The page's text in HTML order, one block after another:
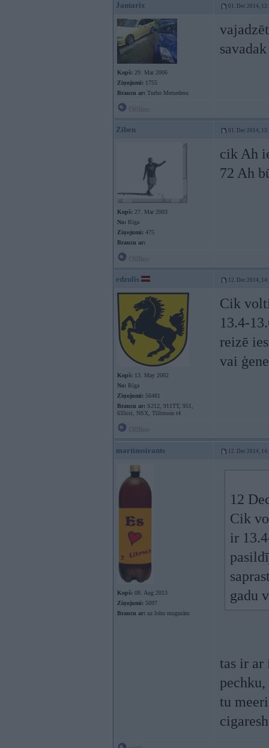
Jantarix 01. Dec 2014,
Kopš: 29. Mar 2006
Ziņojumi: 1755
Braucu ar: Turbo Mersedesu
Ziben 01. Dec 2014,
Kopš: 27. Mar 2003
No: Rīga
Ziņojumi: 475
Braucu ar:
cik Ah
72 Ah
edzulis 12. Dec 2014,
Kopš: 13. May 2002
No: Rīga
Ziņojumi: 56481
Braucu ar: S212, 911TT, 951,
635csi, NSX, Tillotson t4
Cik
13.4-
reizē
vai
martinssirants 12. Dec 2014,
Kopš: 08. Aug 2013
Ziņojumi: 5097
Braucu ar: uz lohu mugurām
12
Cik
ir
gadu
tas ir ar
tu